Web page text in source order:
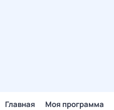
Главная Моя программа